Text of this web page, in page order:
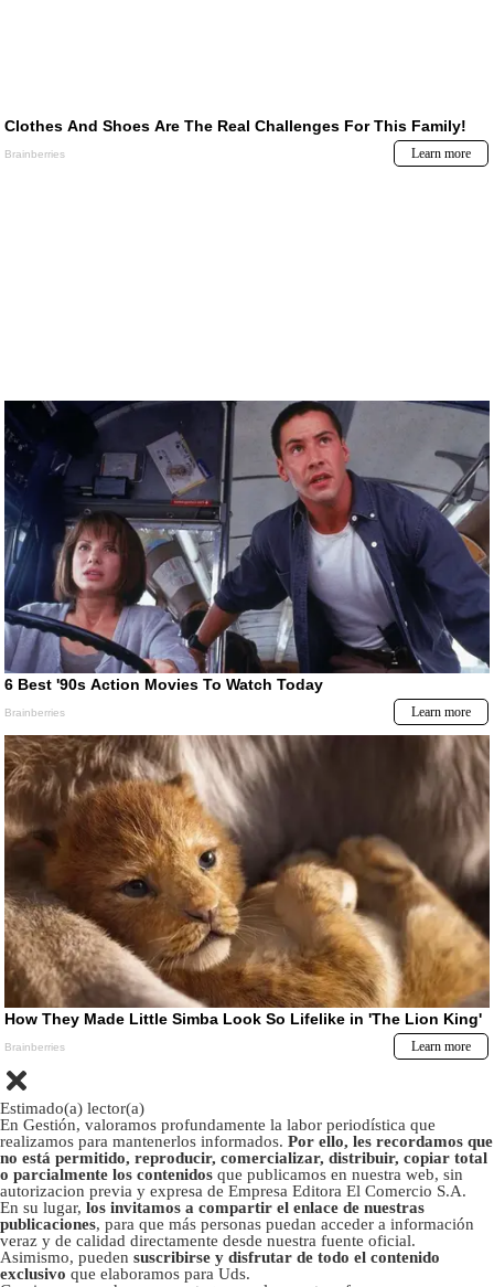
Estimado(a) lector(a)
En Gestión, valoramos profundamente la labor periodística que
realizamos para mantenerlos informados. Por ello, les recordamos que
no está permitido, reproducir, comercializar, distribuir, copiar total
o parcialmente los contenidos que publicamos en nuestra web, sin
autorizacion previa y expresa de Empresa Editora El Comercio S.A.
En su lugar, los invitamos a compartir el enlace de nuestras
publicaciones, para que más personas puedan acceder a información
veraz y de calidad directamente desde nuestra fuente oficial.
Asimismo, pueden suscribirse y disfrutar de todo el contenido
exclusivo que elaboramos para Uds.